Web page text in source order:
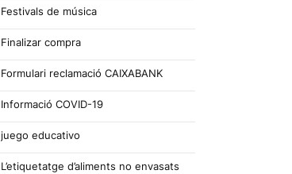
Festivals de música
Finalizar compra
Formulari reclamació CAIXABANK
Informació COVID-19
juego educativo
L’etiquetatge d’aliments no envasats